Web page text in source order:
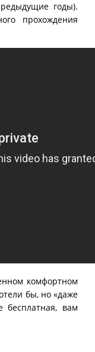
годы).
прохождения
комфортном
бы, но «даже
бесплатная, вам